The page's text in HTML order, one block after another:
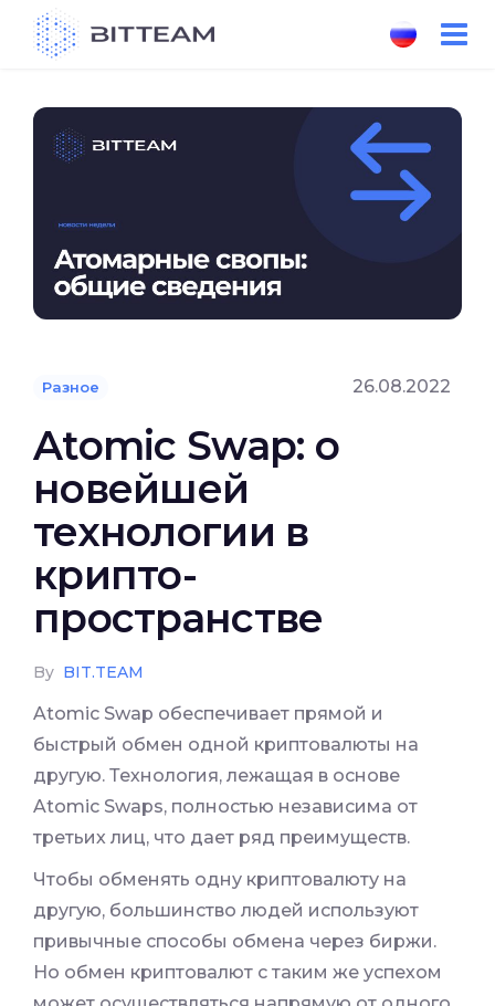
content
Разное 26.08.2022
Atomic Swap: о
новейшей
технологии в
крипто-
пространстве
By BIT.TEAM
Atomic Swap обеспечивает прямой и
быстрый обмен одной криптовалюты на
другую. Технология, лежащая в основе
Atomic Swaps, полностью независима от
третьих лиц, что дает ряд преимуществ.
Чтобы обменять одну криптовалюту на
другую, большинство людей используют
привычные способы обмена через биржи.
Но обмен криптовалют с таким же успехом